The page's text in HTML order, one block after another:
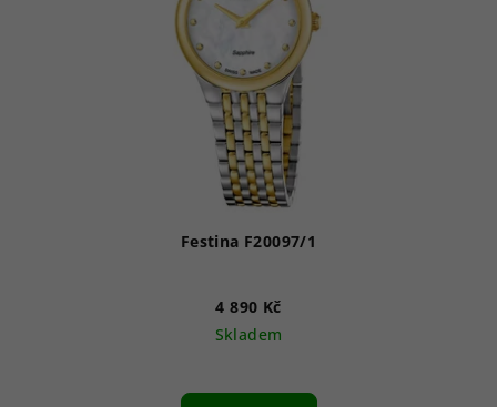
Festina F20097/1
4 890 Kč
Skladem